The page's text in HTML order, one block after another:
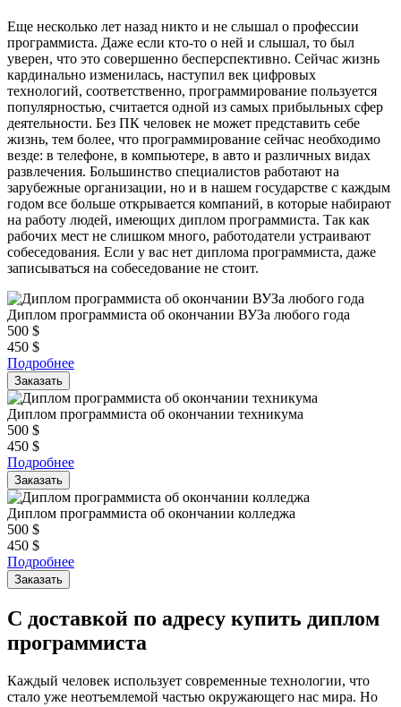
Еще несколько лет назад никто и не слышал о профессии
программиста. Даже если кто-то о ней и слышал, то был
уверен, что это совершенно бесперспективно. Сейчас жизнь
кардинально изменилась, наступил век цифровых
технологий, соответственно, программирование пользуется
популярностью, считается одной из самых прибыльных сфер
деятельности. Без ПК человек не может представить себе
жизнь, тем более, что программирование сейчас необходимо
везде: в телефоне, в компьютере, в авто и различных видах
развлечения. Большинство специалистов работают на
зарубежные организации, но и в нашем государстве с каждым
годом все больше открывается компаний, в которые набирают
на работу людей, имеющих диплом программиста. Так как
рабочих мест не слишком много, работодатели устраивают
собеседования. Если у вас нет диплома программиста, даже
записываться на собеседование не стоит.
Диплом программиста об окончании ВУЗа любого года
500 $
450 $
Подробнее
Заказать
Диплом программиста об окончании техникума
500 $
450 $
Подробнее
Заказать
Диплом программиста об окончании колледжа
500 $
450 $
Подробнее
Заказать
С доставкой по адресу купить диплом
программиста
Каждый человек использует современные технологии, что
стало уже неотъемлемой частью окружающего нас мира. Но